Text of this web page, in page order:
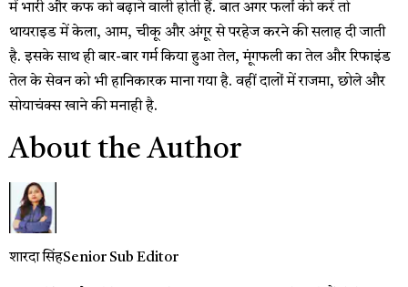
में भारी और कफ को बढ़ाने वाली होती हैं. बात अगर फलों की करें तो
थायराइड में केला, आम, चीकू और अंगूर से परहेज करने की सलाह दी जाती
है. इसके साथ ही बार-बार गर्म किया हुआ तेल, मूंगफली का तेल और रिफाइंड
तेल के सेवन को भी हानिकारक माना गया है. वहीं दालों में राजमा, छोले और
सोयाचंक्स खाने की मनाही है.
About the Author
शारदा सिंहSenior Sub Editor